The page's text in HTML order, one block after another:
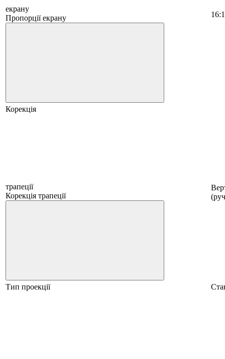
екрану
Пропорції екрану
Корекція
трапеції
Корекція трапеції
Тип проекції